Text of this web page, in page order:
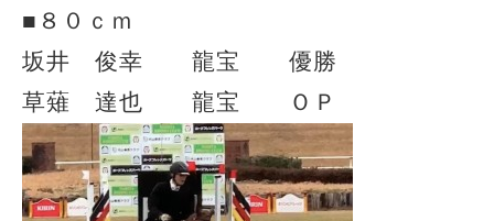
■８０ｃｍ
坂井 俊幸 龍宝 優勝
草薙 達也 龍宝 ＯＰ